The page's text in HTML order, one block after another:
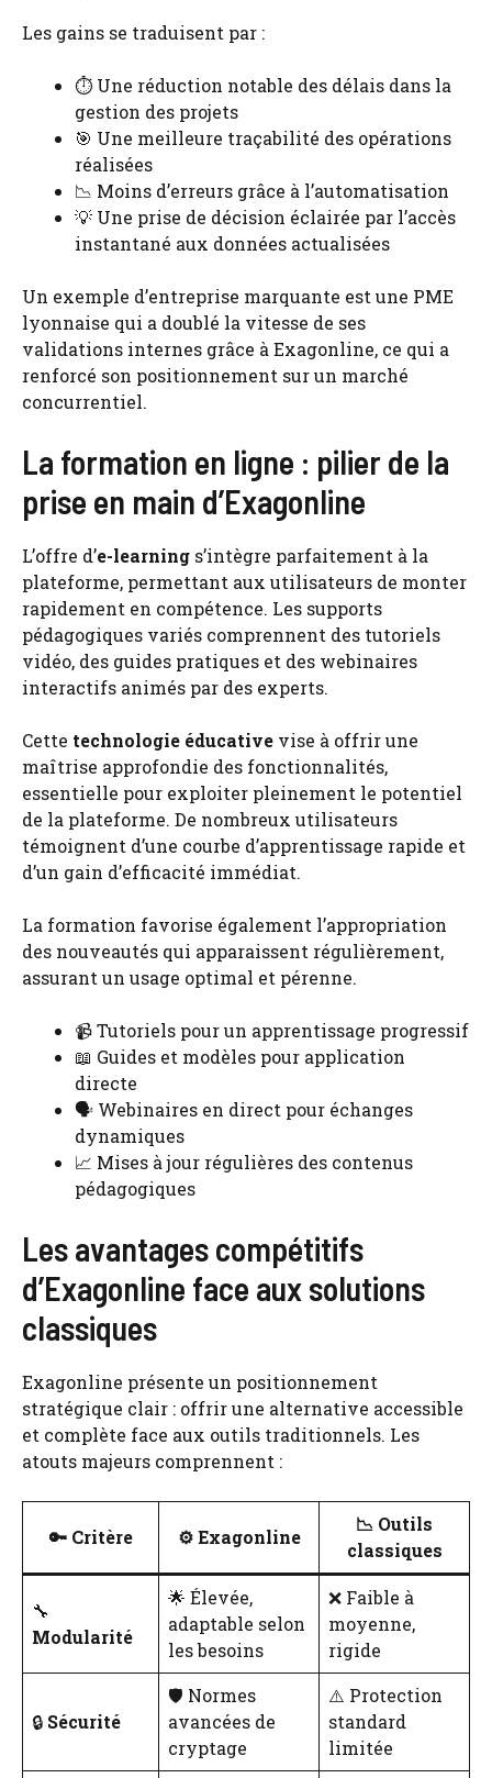
Les gains se traduisent par :
⏱️ Une réduction notable des délais dans la
gestion des projets
🎯 Une meilleure traçabilité des opérations
réalisées
📉 Moins d’erreurs grâce à l’automatisation
💡 Une prise de décision éclairée par l’accès
instantané aux données actualisées
Un exemple d’entreprise marquante est une PME
lyonnaise qui a doublé la vitesse de ses
validations internes grâce à Exagonline, ce qui a
renforcé son positionnement sur un marché
concurrentiel.
La formation en ligne : pilier de la
prise en main d’Exagonline
L’offre d’e-learning s’intègre parfaitement à la
plateforme, permettant aux utilisateurs de monter
rapidement en compétence. Les supports
pédagogiques variés comprennent des tutoriels
vidéo, des guides pratiques et des webinaires
interactifs animés par des experts.
Cette technologie éducative vise à offrir une
maîtrise approfondie des fonctionnalités,
essentielle pour exploiter pleinement le potentiel
de la plateforme. De nombreux utilisateurs
témoignent d’une courbe d’apprentissage rapide et
d’un gain d’efficacité immédiat.
La formation favorise également l’appropriation
des nouveautés qui apparaissent régulièrement,
assurant un usage optimal et pérenne.
📹 Tutoriels pour un apprentissage progressif
📖 Guides et modèles pour application
directe
🗣️ Webinaires en direct pour échanges
dynamiques
📈 Mises à jour régulières des contenus
pédagogiques
Les avantages compétitifs
d’Exagonline face aux solutions
classiques
Exagonline présente un positionnement
stratégique clair : offrir une alternative accessible
et complète face aux outils traditionnels. Les
atouts majeurs comprennent :
🔑 Critère ⚙️Exagonline
📉 Outils
classiques
🔧
Modularité
🌟 Élevée,
adaptable selon
les besoins
❌ Faible à
moyenne,
rigide
🔒 Sécurité
🛡️ Normes
avancées de
cryptage
⚠️ Protection
standard
limitée